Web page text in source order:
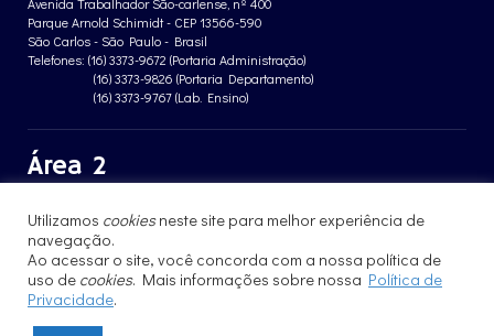
Parque Arnold Schimidt - CEP 13566-590
São Carlos - São Paulo - Brasil
Telefones: (16) 3373-9672 (Portaria Administração)
(16) 3373-9826 (Portaria Departamento)
(16) 3373-9767 (Lab. Ensino)
Área 2
Jardim Santa Angelina - CEP 13563-120
São Carlos - São Paulo - Brasil
Telefone: (16) 3373-8068 (Portaria prédio CFBio)
(16) 3364-8070 (Portaria prédio poloTErRA)
Utilizamos cookiesneste site para melhor experiência de
navegação.
Ao acessar o site, você concorda com a nossa política de
uso de cookies. Mais informações sobre nossa Política de
Privacidade.